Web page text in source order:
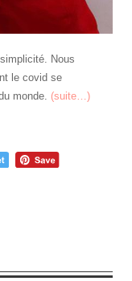
Nous
le covid se
monde. (suite…)